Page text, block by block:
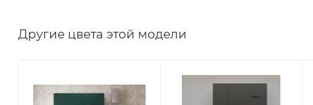
Другие цвета этой модели